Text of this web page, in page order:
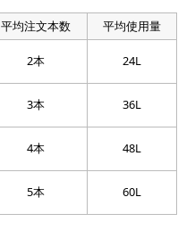
平均注文本数
平均使用量
2本 24L
3本 36L
4本 48L
5本 60L